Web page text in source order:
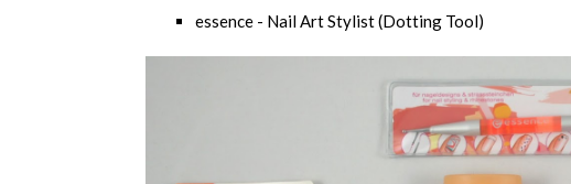
essence - Nail Art Stylist (Dotting Tool)